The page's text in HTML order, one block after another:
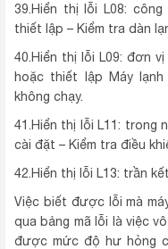
39.Hiển thị lỗi L08:
thiết lập – Kiểm tra dàn
40.Hiển thị lỗi L09: đơn
hoặc thiết lập Máy
không chạy.
41.Hiển thị lỗi L11: trong
cài đặt – Kiểm tra điều
42.Hiển thị lỗi L13: trần
Việc biết được lỗi mà
qua bảng mã lỗi là việc
được mức độ hư hỏng